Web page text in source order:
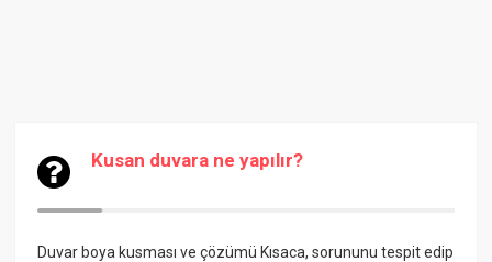
Kusan duvara ne yapılır?
Duvar boya kusması ve çözümü Kısaca, sorununu tespit edip